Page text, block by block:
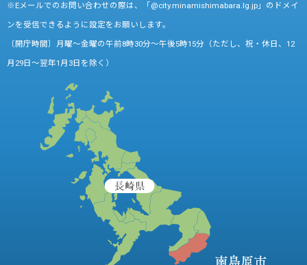
※Eメールでのお問い合わせの際は、「@city.minamishimabara.lg.jp」のドメイ
ンを受信できるように設定をお願いします。
〔開庁時間〕月曜～金曜の午前8時30分～午後5時15分（ただし、祝・休日、12
月29日～翌年1月3日を除く）